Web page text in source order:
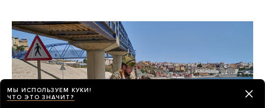
МЫ ИСПОЛЬЗУЕМ КУКИ!
ЧТО ЭТО ЗНАЧИТ?